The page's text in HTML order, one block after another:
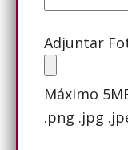
Adjuntar
Máximo
.png .jpg